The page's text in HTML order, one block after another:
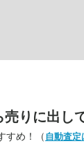
売りに出し
すめ！（自動査定